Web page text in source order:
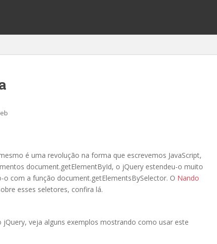
é uma revolução na forma que escrevemos JavaScript,
document.getElementById, o jQuery estendeu-o muito
com a função document.getElementsBySelector. O Nando
esses seletores, confira lá.
veja alguns exemplos mostrando como usar este